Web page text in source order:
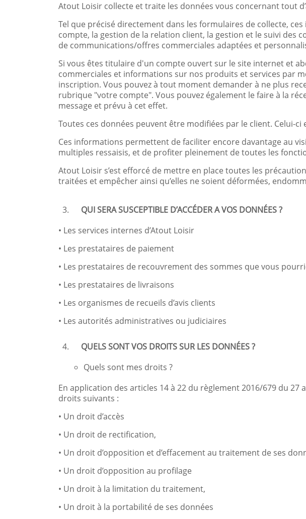
Atout Loisir collecte et traite les données vous concernant tout
Tel que précisé directement dans les formulaires de collecte,
compte, la gestion de la relation client, la gestion et le suivi des
de communications/offres commerciales adaptées et
Si vous êtes titulaire d'un compte ouvert sur le site internet et
commerciales et informations sur nos produits et services par
inscription. Vous pouvez à tout moment demander à ne plus
rubrique "votre compte". Vous pouvez également le faire à la
message et prévu à cet effet.
Toutes ces données peuvent être modifiées par le client. Celui-
Ces informations permettent de faciliter encore davantage au
multiples ressaisis, et de profiter pleinement de toutes les
Atout Loisir s’est efforcé de mettre en place toutes les
traitées et empêcher ainsi qu’elles ne soient déformées,
QUI SERA SUSCEPTIBLE D’ACCÉDER A VOS DONNÉES ?
• Les services internes d’Atout Loisir
• Les prestataires de paiement
• Les prestataires de recouvrement des sommes que vous
• Les prestataires de livraisons
• Les organismes de recueils d’avis clients
• Les autorités administratives ou judiciaires
QUELS SONT VOS DROITS SUR LES DONNÉES ?
Quels sont mes droits ?
En application des articles 14 à 22 du règlement 2016/679 du
droits suivants :
• Un droit d’accès
• Un droit de rectification,
• Un droit d’opposition et d’effacement au traitement de ses
• Un droit d’opposition au profilage
• Un droit à la limitation du traitement,
• Un droit à la portabilité de ses données